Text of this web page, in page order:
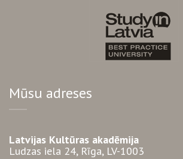
Mūsu adreses
Latvijas Kultūras akadēmija
Ludzas iela 24, Rīga, LV-1003